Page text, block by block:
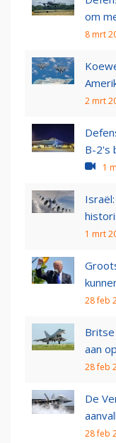
om
8 mrt
2 mrt
B-2's
1
1 mrt
28 feb
aan
28 feb
De
28 feb